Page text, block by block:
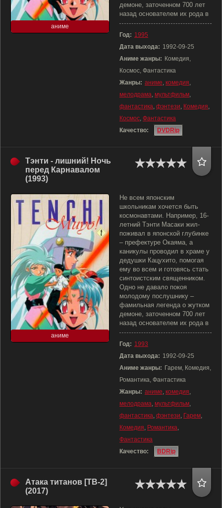
аниме
демоне, заточенном 700 лет
назад основателем их рода в
Год: 1995
Дата выхода: 1992-09-25
Аниме жанры: Комедия,
Космос, Фантастика
Жанры: аниме, комедия,
мелодрама, мультфильм,
фантастика, фэнтези, Комедия,
Космос, Фантастика
Качество:
DVDRip
Тэнти - лишний! Ночь
перед Карнавалом
(1993)
аниме
Не всем японским
школьникам хочется быть
космонавтами. Например, 16-
летний Тэнти Масаки жил-
поживал в японской глубинке
– префектуре Окаяма, а
каникулы проводил в храме у
дедушки Кацухито, помогая
ему во всем и готовясь стать
синтоистским священником.
Одно не давало покоя
молодому послушнику –
фамильная легенда о жутком
демоне, заточенном 700 лет
назад основателем их рода в
Год: 1993
Дата выхода: 1992-09-25
Аниме жанры: Гарем, Комедия,
Романтика, Фантастика
Жанры: аниме, комедия,
мелодрама, мультфильм,
фантастика, фэнтези, Гарем,
Комедия, Романтика,
Фантастика
Качество:
BDRip
Атака титанов [ТВ-2]
(2017)